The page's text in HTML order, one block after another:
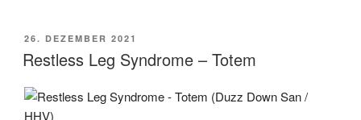
VERÖFFENTLICHT
AM
26. DEZEMBER 2021
Restless Leg Syndrome – Totem